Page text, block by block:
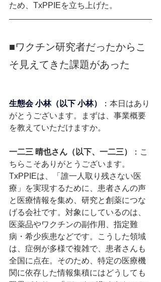
ため、TxPPIEを立ち上げた。
■ワクチン研究者だったからこ
そ見えてきた課題があった
生態会 小林（以下 小林） ： 本日はあり
がとうございます。まずは、事業概要
を教えていただけますか。
一二三 晴也さん（以下、一二三） ： こ
ちらこそありがとうございます。
TxPPIEは、「誰一人取り残さない医
療」を実現するために、患者さんの声
と医療情報を集め、研究と創薬につな
げる会社です。対象にしているのは、
医薬品やワクチンの副作用、指定難
病・希少疾患などです。こうした領域
は、症例が多様で複雑で、患者さんも
全国に点在。そのため、特定の医療機
関に依存した情報集積にはどうしても